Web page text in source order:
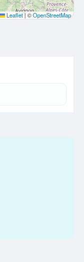
Leaflet| ©OpenStreetMap